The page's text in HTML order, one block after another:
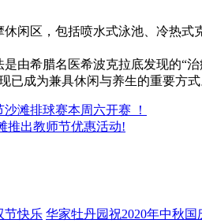
闲区，包括喷水式泳池、冷热式
由希腊名医希波克拉底发现的“
已成为兼具休闲与养生的重要方式
滩排球赛本周六开赛 ！
推出教师节优惠活动!
华家牡丹园祝2020年中秋国